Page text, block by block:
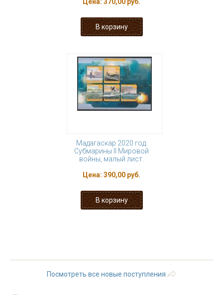
Мадагаскар 2020 год.
Субмарины II Мировой
войны, малый лист.
Цена: 390,00 руб.
Посмотреть все новые поступления